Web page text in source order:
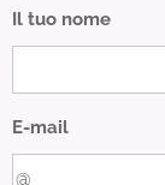
Il tuo nome
E-mail